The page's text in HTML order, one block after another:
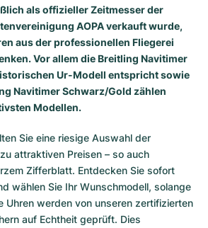
als offizieller Zeitmesser der
AOPA verkauft wurde,
aus der professionellen Fliegerei
Vor allem die Breitling Navitimer
Ur-Modell entspricht sowie
Navitimer Schwarz/Gold zählen
Modellen.
Sie eine riesige Auswahl der
attraktiven Preisen – so auch
Zifferblatt. Entdecken Sie sofort
wählen Sie Ihr Wunschmodell, solange
Uhren werden von unseren zertifizierten
auf Echtheit geprüft. Dies